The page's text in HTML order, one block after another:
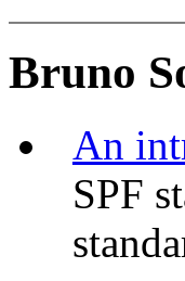
Bruno
An
SPF